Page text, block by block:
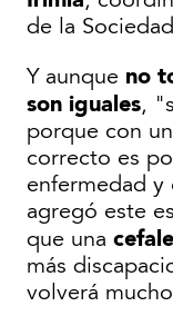
de la
Y aunque no
son iguales,
porque con
correcto es
enfermedad y
agregó este
que una
más
volverá